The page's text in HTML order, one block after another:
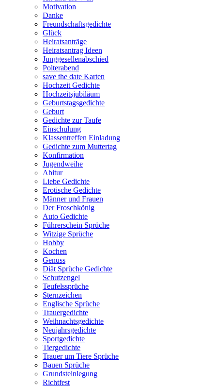
Motivation
Danke
Freundschaftsgedichte
Glück
Heiratsanträge
Heiratsantrag Ideen
Junggesellenabschied
Polterabend
save the date Karten
Hochzeit Gedichte
Hochzeitsjubiläum
Geburtstagsgedichte
Geburt
Gedichte zur Taufe
Einschulung
Klassentreffen Einladung
Gedichte zum Muttertag
Konfirmation
Jugendweihe
Abitur
Liebe Gedichte
Erotische Gedichte
Männer und Frauen
Der Froschkönig
Auto Gedichte
Führerschein Sprüche
Witzige Sprüche
Hobby
Kochen
Genuss
Diät Sprüche Gedichte
Schutzengel
Teufelssprüche
Sternzeichen
Englische Sprüche
Trauergedichte
Weihnachtsgedichte
Neujahrsgedichte
Sportgedichte
Tiergedichte
Trauer um Tiere Sprüche
Bauen Sprüche
Grundsteinlegung
Richtfest